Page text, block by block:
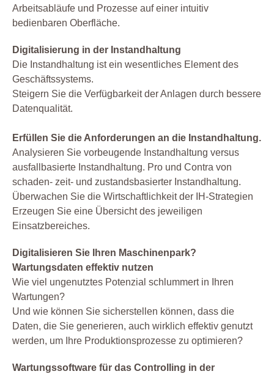
Arbeitsabläufe und Prozesse auf einer intuitiv
bedienbaren Oberfläche.
Digitalisierung in der Instandhaltung
Die Instandhaltung ist ein wesentliches Element des
Geschäftssystems.
Steigern Sie die Verfügbarkeit der Anlagen durch bessere
Datenqualität.
Erfüllen Sie die Anforderungen an die Instandhaltung.
Analysieren Sie vorbeugende Instandhaltung versus
ausfallbasierte Instandhaltung. Pro und Contra von
schaden- zeit- und zustandsbasierter Instandhaltung.
Überwachen Sie die Wirtschaftlichkeit der IH-Strategien
Erzeugen Sie eine Übersicht des jeweiligen
Einsatzbereiches.
Digitalisieren Sie Ihren Maschinenpark?
Wartungsdaten effektiv nutzen
Wie viel ungenutztes Potenzial schlummert in Ihren
Wartungen?
Und wie können Sie sicherstellen können, dass die
Daten, die Sie generieren, auch wirklich effektiv genutzt
werden, um Ihre Produktionsprozesse zu optimieren?
Wartungssoftware für das Controlling in der